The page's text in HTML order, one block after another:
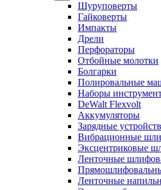
Шуруповерты
Гайковерты
Импакты
Дрели
Перфораторы
Отбойные молотки
Болгарки
Полировальные
Наборы
DeWalt Flexvolt
Аккумуляторы
Зарядные
Вибрационные
Эксцентриковые
Ленточные
Ленточные